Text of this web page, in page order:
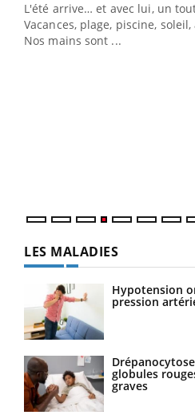
L'été arrive… et avec lui, un
Vacances, plage, piscine,
Nos mains sont ...
LES MALADIES
Hypotension
pression
globules
graves